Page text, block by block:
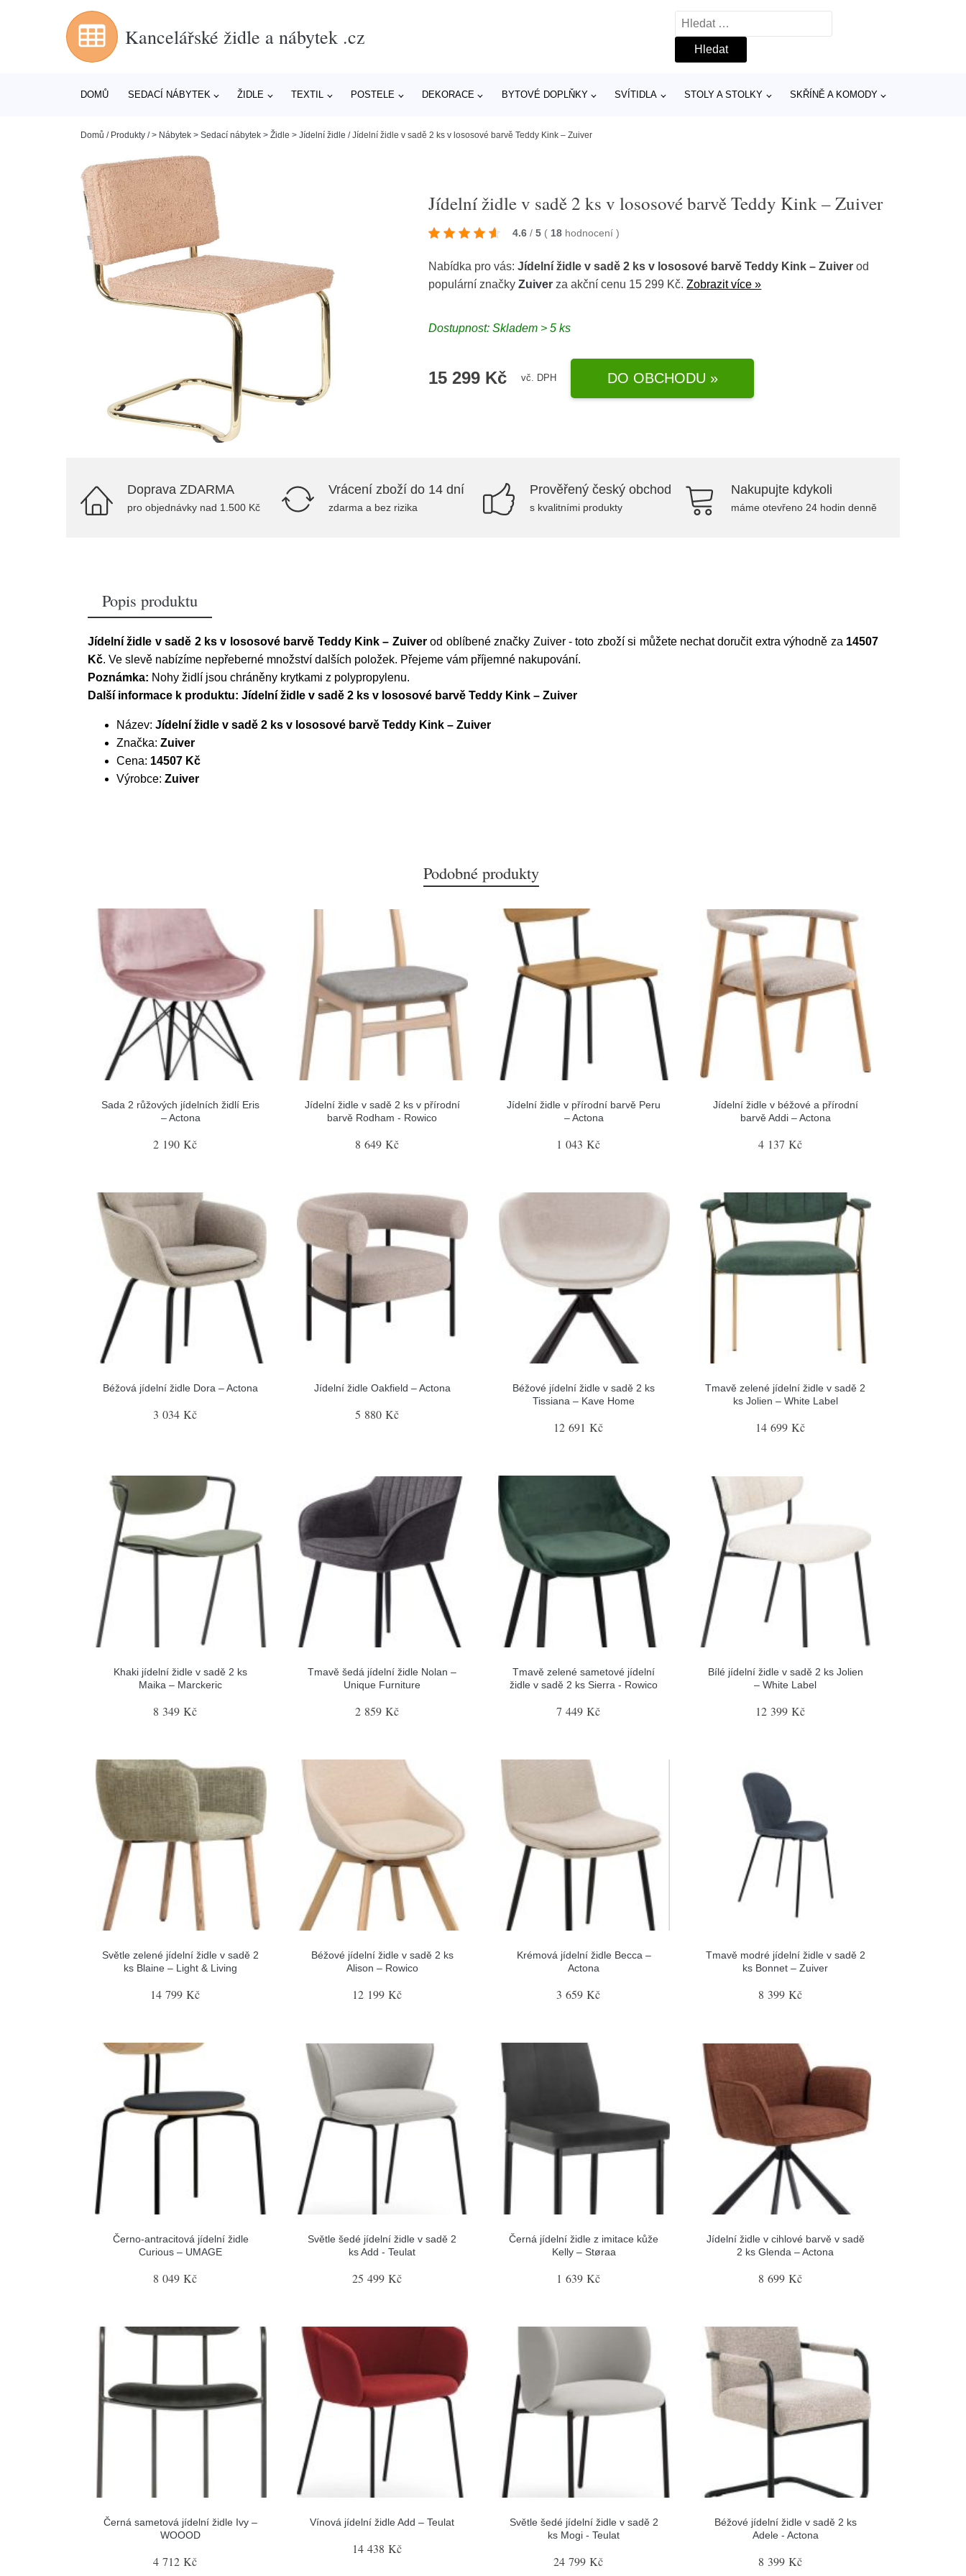
Kancelářské židle a nábytek .cz
Vyhledávání
DOMŮ SEDACÍ NÁBYTEK ŽIDLE TEXTIL POSTELE DEKORACE BYTOVÉ DOPLŇKY SVÍTIDLA STOLY A STOLKY SKŘÍNĚ A KOMODY
Domů / Produkty /> Nábytek > Sedací nábytek > Židle > Jídelní židle /Jídelní židle v sadě 2 ks v lososové barvě Teddy Kink – Zuiver
Jídelní židle v sadě 2 ks v lososové barvě Teddy Kink – Zuiver
4.6 / 5 ( 18 hodnocení)
Nabídka pro vás:Jídelní židle v sadě 2 ks v lososové barvě Teddy Kink – Zuiver od
populární značkyZuiver za akční cenu 15 299 Kč.Zobrazit více »
Dostupnost: Skladem > 5 ks
15 299 Kč vč. DPH DO OBCHODU »
Doprava ZDARMA
pro objednávky nad 1.500 Kč
Vrácení zboží do 14 dní
zdarma a bez rizika
Prověřený český obchod
s kvalitními produkty
Nakupujte kdykoli
máme otevřeno 24 hodin denně
Popis produktu
Jídelní židle v sadě 2 ks v lososové barvě Teddy Kink – Zuiverod oblíbené značky Zuiver- toto zboží si můžete nechat doručit extra výhodně za 14507
Kč. Ve slevě nabízíme nepřeberné množství dalších položek. Přejeme vám příjemné nakupování.
Poznámka: Nohy židlí jsou chráněny krytkami z polypropylenu.
Další informace k produktu: Jídelní židle v sadě 2 ks v lososové barvě Teddy Kink – Zuiver
Název: Jídelní židle v sadě 2 ks v lososové barvě Teddy Kink – Zuiver
Značka: Zuiver
Cena: 14507 Kč
Výrobce: Zuiver
Podobné produkty
Sada 2 růžových jídelních židlí Eris
– Actona
2 190 Kč
Jídelní židle v sadě 2 ks v přírodní
barvě Rodham - Rowico
8 649 Kč
Jídelní židle v přírodní barvě Peru
– Actona
1 043 Kč
Jídelní židle v béžové a přírodní
barvě Addi – Actona
4 137 Kč
Béžová jídelní židle Dora – Actona
3 034 Kč
Jídelní židle Oakfield – Actona
5 880 Kč
Béžové jídelní židle v sadě 2 ks
Tissiana – Kave Home
12 691 Kč
Tmavě zelené jídelní židle v sadě 2
ks Jolien – White Label
14 699 Kč
Khaki jídelní židle v sadě 2 ks
Maika – Marckeric
8 349 Kč
Tmavě šedá jídelní židle Nolan –
Unique Furniture
2 859 Kč
Tmavě zelené sametové jídelní
židle v sadě 2 ks Sierra - Rowico
7 449 Kč
Bílé jídelní židle v sadě 2 ks Jolien
– White Label
12 399 Kč
Světle zelené jídelní židle v sadě 2
ks Blaine – Light & Living
14 799 Kč
Béžové jídelní židle v sadě 2 ks
Alison – Rowico
12 199 Kč
Krémová jídelní židle Becca –
Actona
3 659 Kč
Tmavě modré jídelní židle v sadě 2
ks Bonnet – Zuiver
8 399 Kč
Černo-antracitová jídelní židle
Curious – UMAGE
8 049 Kč
Světle šedé jídelní židle v sadě 2
ks Add - Teulat
25 499 Kč
Černá jídelní židle z imitace kůže
Kelly – Støraa
1 639 Kč
Jídelní židle v cihlové barvě v sadě
2 ks Glenda – Actona
8 699 Kč
Černá sametová jídelní židle Ivy –
WOOOD
4 712 Kč
Vínová jídelní židle Add – Teulat
14 438 Kč
Světle šedé jídelní židle v sadě 2
ks Mogi - Teulat
24 799 Kč
Béžové jídelní židle v sadě 2 ks
Adele - Actona
8 399 Kč